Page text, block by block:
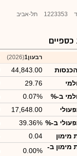
1223353
תל-אביב
כספיים
רבעון1 (2026)
44,843.00
29.76
ב-%
0.07%
17,648.00
ב-% 39.36%
מימון
0.04
מימון ב-
0.00%